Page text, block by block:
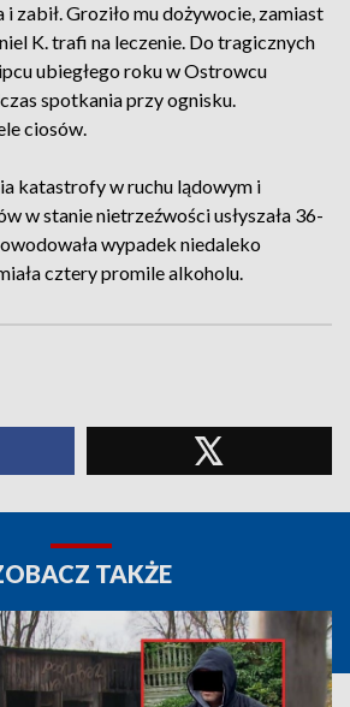
i zabił. Groziło mu dożywocie, zamiast
K. trafi na leczenie. Do tragicznych
ubiegłego roku w Ostrowcu
spotkania przy ognisku.
ciosów.
katastrofy w ruchu lądowym i
w stanie nietrzeźwości usłyszała 36-
wypadek niedaleko
cztery promile alkoholu.
TAKŻE